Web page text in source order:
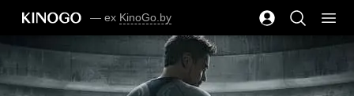
— ex KinoGo.by